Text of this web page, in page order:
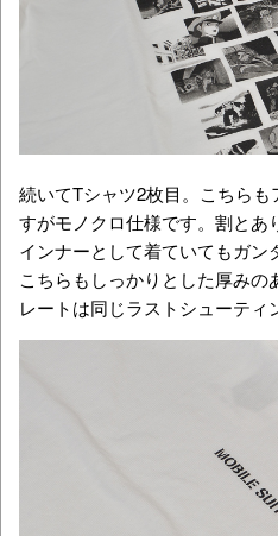
続いてTシャツ2枚目。こちら
すがモノクロ仕様です。割とあ
インナーとして着ていてもガン
こちらもしっかりとした厚み
レートは同じラストシューティ